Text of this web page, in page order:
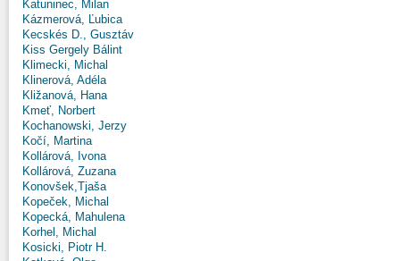
Katuninec, Milan
Kázmerová, Ľubica
Kecskés D., Gusztáv
Kiss Gergely Bálint
Klimecki, Michal
Klinerová, Adéla
Kližanová, Hana
Kmeť, Norbert
Kochanowski, Jerzy
Kočí, Martina
Kollárová, Ivona
Kollárová, Zuzana
Konovšek,Tjaša
Kopeček, Michal
Kopecká, Mahulena
Korhel, Michal
Kosicki, Piotr H.